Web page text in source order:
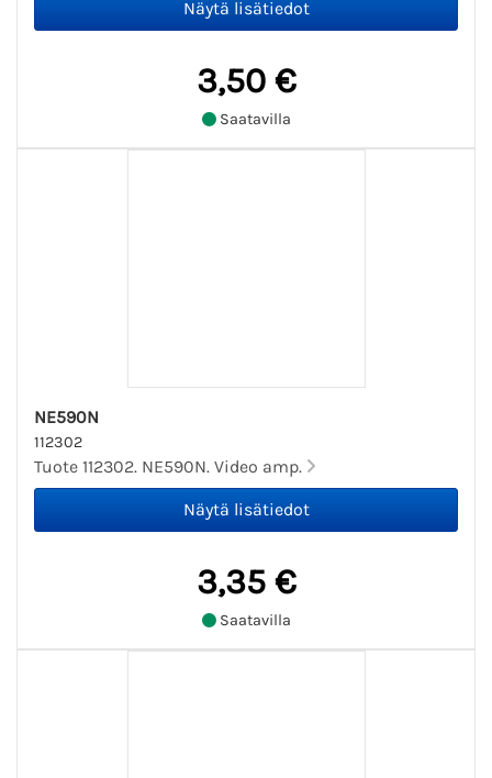
3,50 €
Saatavilla
NE590N
112302
Tuote 112302. NE590N. Video amp.
3,35 €
Saatavilla